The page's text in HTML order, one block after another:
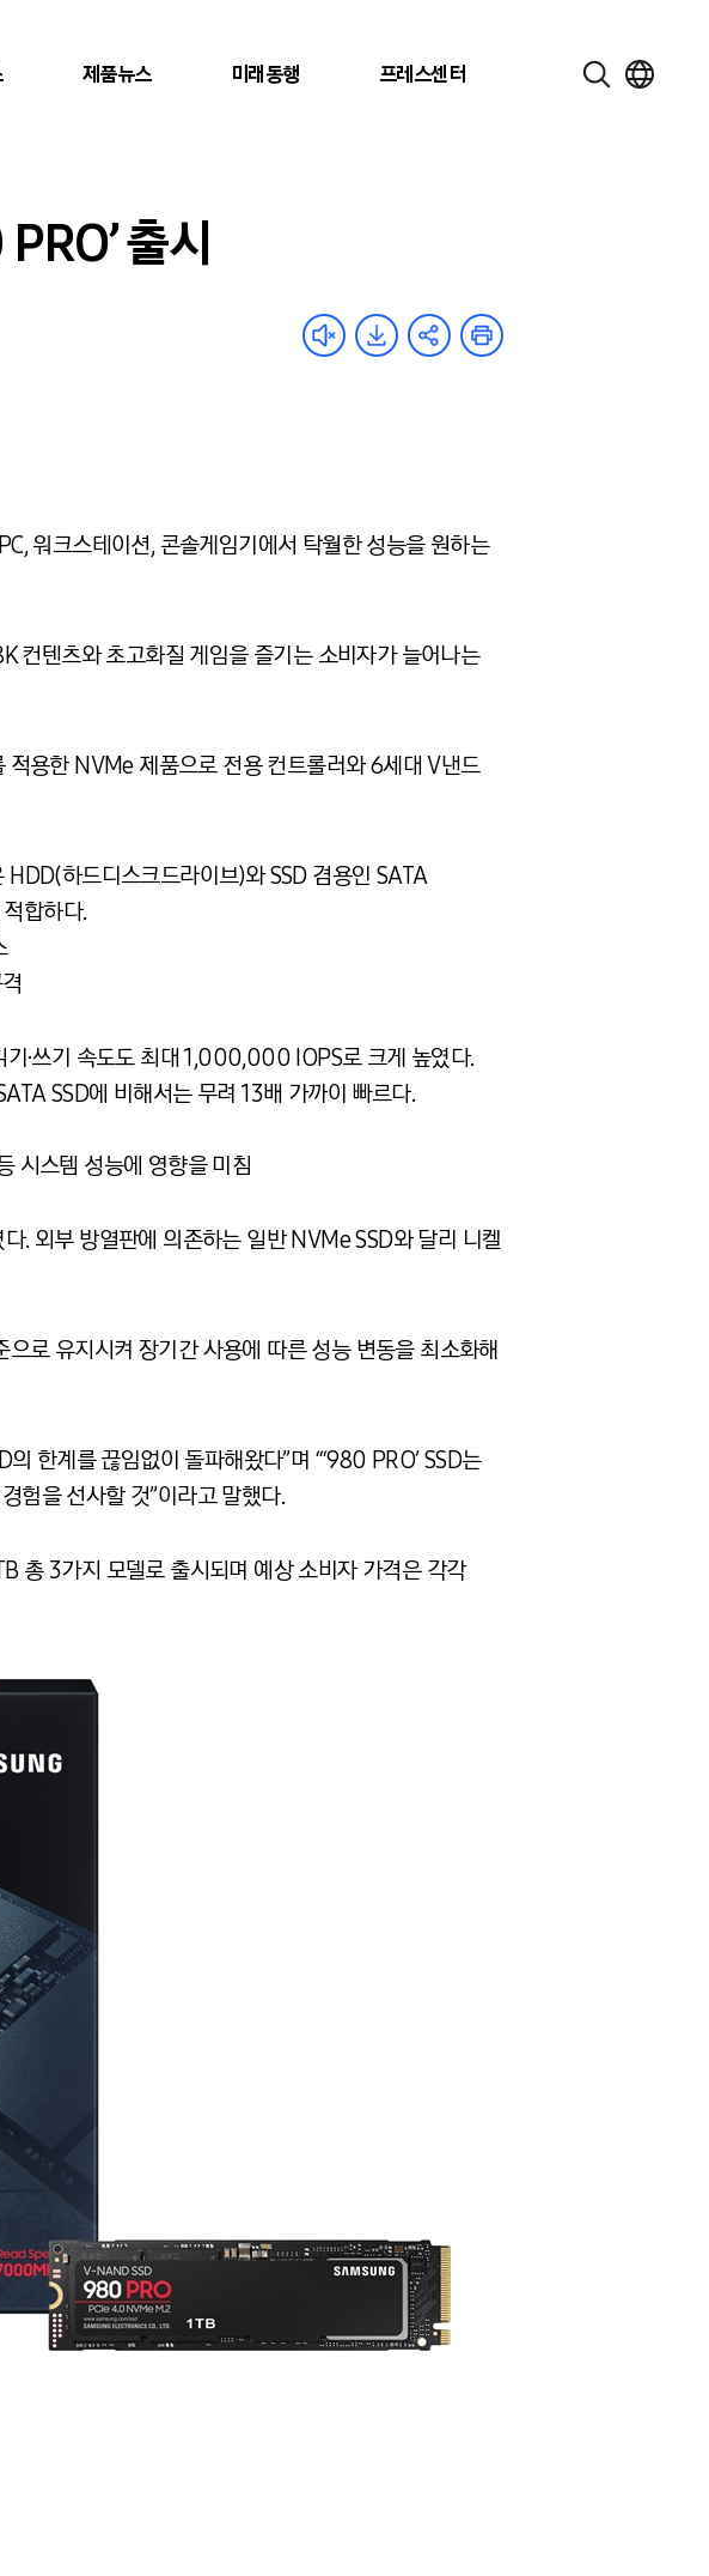
제품뉴스 미래동행 프레스센터
출시
워크스테이션, 콘솔게임기에서 탁월한 성능을 원하는
컨텐츠와 초고화질 게임을 즐기는 소비자가 늘어나는
적용한 NVMe 제품으로 전용 컨트롤러와 6세대 V낸드
하드디스크드라이브)와 SSD 겸용인 SATA
합하다.
·쓰기 속도도 최대 1,000,000 IOPS로 크게 높였다.
SSD에 비해서는 무려 13배 가까이 빠르다.
스템 성능에 영향을 미침
. 외부 방열판에 의존하는 일반 NVMe SSD와 달리 니켈
로 유지시켜 장기간 사용에 따른 성능 변동을 최소화해
한계를 끊임없이 돌파해왔다”며 “‘980 PRO’ SSD는
험을 선사할 것”이라고 말했다.
총 3가지 모델로 출시되며 예상 소비자 가격은 각각